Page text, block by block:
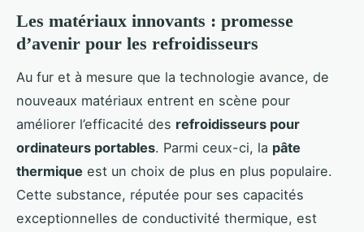
Les matériaux innovants : promesse
d’avenir pour les refroidisseurs
Au fur et à mesure que la technologie avance, de
nouveaux matériaux entrent en scène pour
améliorer l’efficacité des refroidisseurs pour
ordinateurs portables. Parmi ceux-ci, la pâte
thermique est un choix de plus en plus populaire.
Cette substance, réputée pour ses capacités
exceptionnelles de conductivité thermique, est